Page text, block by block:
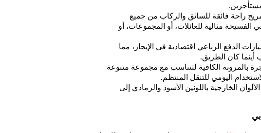
راحة فائقة للسائق والركاب من جميع
الفسيحة مثالية للعائلات، أو المجموعات، أو
الدفع الرباعي اقتصادية في الإيجار، مما
كان الطريق.
بالمرونة الكافية لتتناسب مع مجموعة متنوعة
اليومي للتنقل المنتظم.
الخارجية باللونين الأسود والرمادي إلى